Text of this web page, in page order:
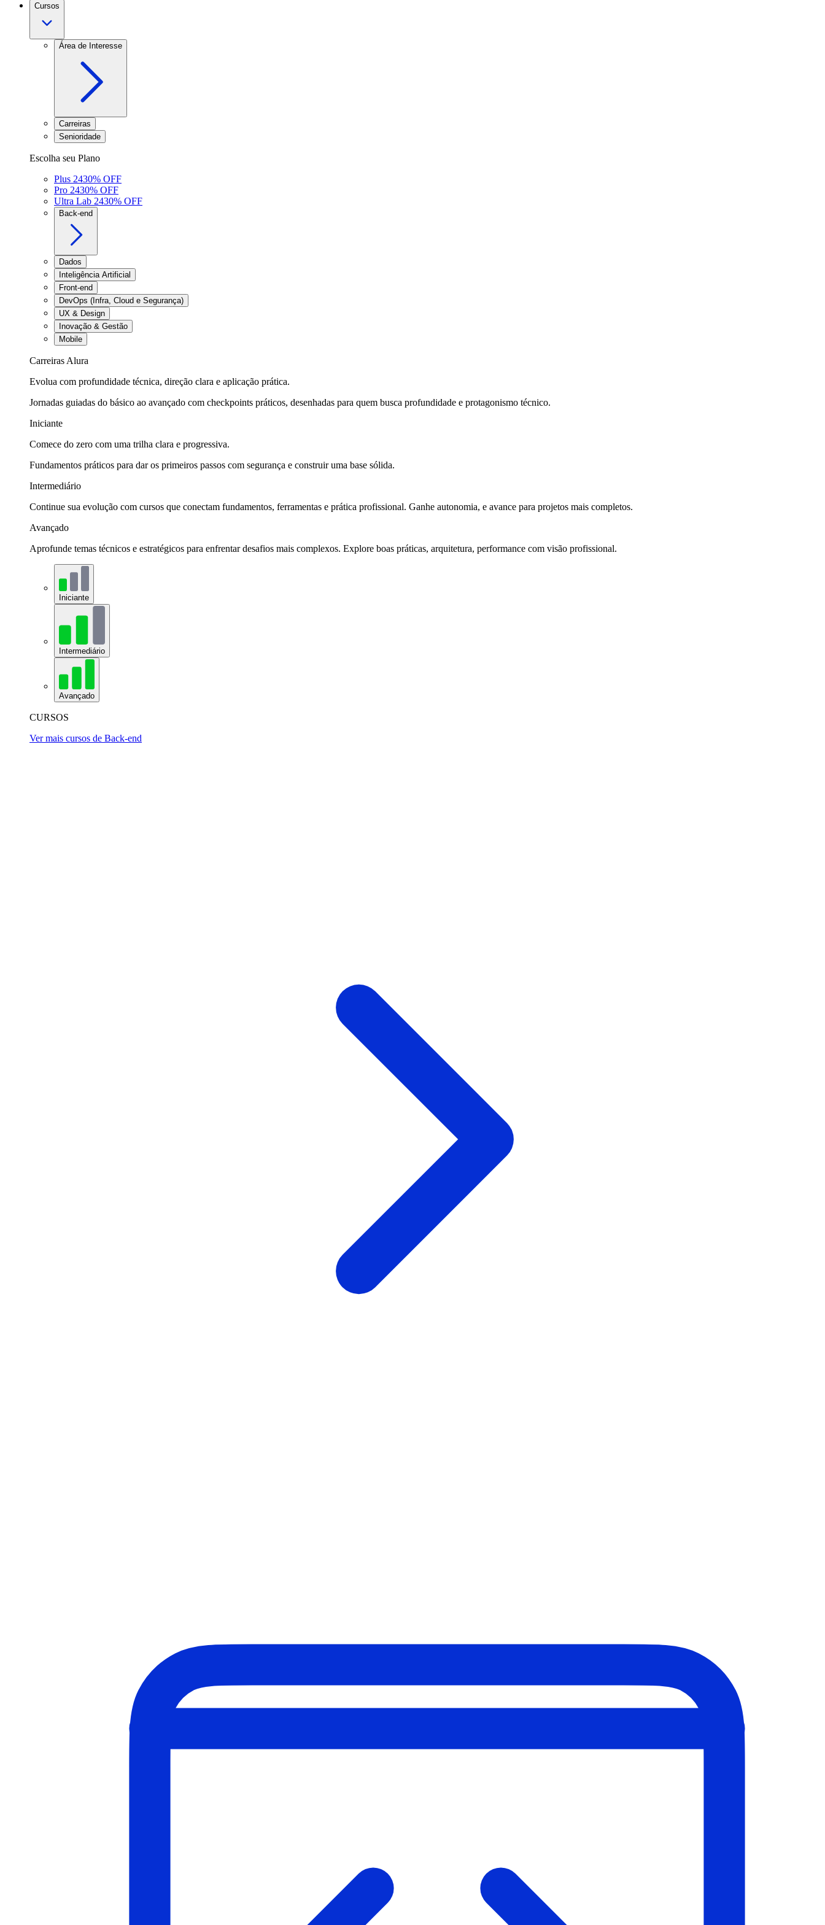
Cursos
Área de Interesse
Carreiras
Senioridade
Escolha seu Plano
Plus 2430% OFF
Pro 2430% OFF
Ultra Lab 2430% OFF
Back-end
Dados
Inteligência Artificial
Front-end
DevOps (Infra, Cloud e Segurança)
UX & Design
Inovação & Gestão
Mobile
Carreiras Alura
Evolua com profundidade técnica, direção clara e aplicação prática.
Jornadas guiadas do básico ao avançado com checkpoints práticos, desenhadas para quem busca profundidade e protagonismo técnico.
Iniciante
Comece do zero com uma trilha clara e progressiva.
Fundamentos práticos para dar os primeiros passos com segurança e construir uma base sólida.
Intermediário
Continue sua evolução com cursos que conectam fundamentos, ferramentas e prática profissional. Ganhe autonomia, e avance para projetos mais completos.
Avançado
Aprofunde temas técnicos e estratégicos para enfrentar desafios mais complexos. Explore boas práticas, arquitetura, performance com visão profissional.
Iniciante
Intermediário
Avançado
CURSOS
Ver mais cursos de Back-end